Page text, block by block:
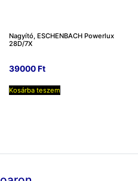
Nagyító, ESCHENBACH Powerlux
28D/7X
39000Ft
Kosárba teszem